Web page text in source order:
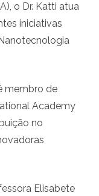
o Dr. Katti atua
iniciativas
membro de
Academy
no
Elisabete